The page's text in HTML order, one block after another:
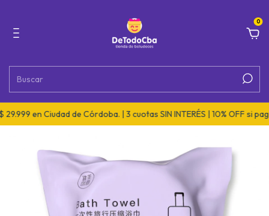
0
en Ciudad de Córdoba. | 3 cuotas SIN INTERÉS | 10% OFF si pagás